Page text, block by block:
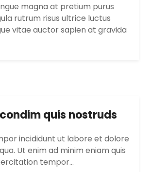
magna at pretium purus
rutrum risus ultrice luctus
vitae auctor sapien at gravida
quis nostruds
incididunt ut labore et dolore
Ut enim ad minim eniam quis
tempor…